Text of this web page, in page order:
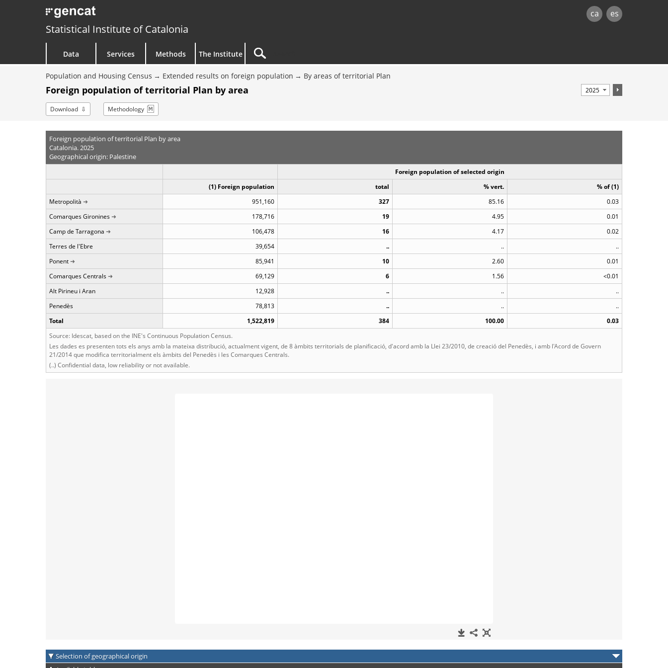
ca es
Statistical Institute of Catalonia
Data Services Methods The Institute
Population and Housing Census Extended results on foreign population By areas of territorial Plan
Foreign population of territorial Plan by area
Download Methodology
Foreign population of territorial Plan by area
Catalonia. 2025
Geographical origin: Palestine
Foreign population of selected origin
(1) Foreign population
total % vert.
% of (1)
Metropolità
951,160 327 85.16
0.03
Comarques Gironines
178,716 19 4.95
0.01
Camp de Tarragona
106,478 16 4.17
0.02
Terres de l'Ebre
39,654 .. ..
..
Ponent
85,941 10 2.60
0.01
Comarques Centrals
69,129 6 1.56
<0.01
Alt Pirineu i Aran
12,928 .. ..
..
Penedès
78,813 .. ..
..
Total
1,522,819 384 100.00
0.03
Source: Idescat, based on the INE's Continuous Population Census.
Les dades es presenten tots els anys amb la mateixa distribució, actualment vigent, de 8 àmbits territorials de planificació, d'acord amb la Llei 23/2010, de creació del Penedès, i amb l'Acord de Govern
21/2014 que modifica territorialment els àmbits del Penedès i les Comarques Centrals.
(..) Confidential data, low reliability or not available.
Selection of geographical origin